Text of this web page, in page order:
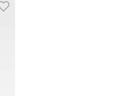
Aggiungi alla Lista dei